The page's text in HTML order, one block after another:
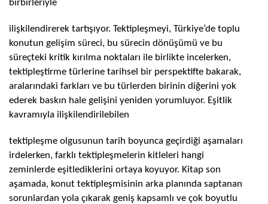
birbirleriyle
ilişkilendirerek tartışıyor. Tektipleşmeyi, Türkiye’de toplu
konutun gelişim süreci, bu sürecin dönüşümü ve bu
süreçteki kritik kırılma noktaları ile birlikte incelerken,
tektipleştirme türlerine tarihsel bir perspektifte bakarak,
aralarındaki farkları ve bu türlerden birinin diğerini yok
ederek baskın hale gelişini yeniden yorumluyor. Eşitlik
kavramıyla ilişkilendirilebilen
tektipleşme olgusunun tarih boyunca geçirdiği aşamaları
irdelerken, farklı tektipleşmelerin kitleleri hangi
zeminlerde eşitlediklerini ortaya koyuyor. Kitap son
aşamada, konut tektipleşmisinin arka planında saptanan
sorunlardan yola çıkarak geniş kapsamlı ve çok boyutlu